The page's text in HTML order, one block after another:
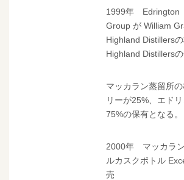
1999年 Edrington
Group が William
Highland Distillersの
Highland Distillersの
マッカラン蒸留所
リーが25%、エド
75%の保有となる。
2000年 マッカラ
ルカスクボトル
売